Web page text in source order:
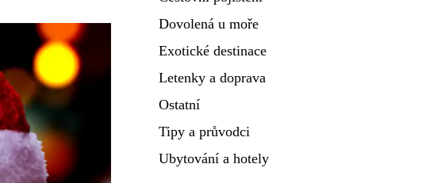
Dovolená u moře
Exotické destinace
Letenky a doprava
Ostatní
Tipy a průvodci
Ubytování a hotely